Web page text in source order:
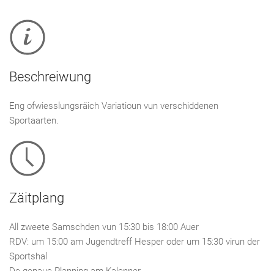
Beschreiwung
Eng ofwiesslungsräich Variatioun vun verschiddenen
Sportaarten.
Zäitplang
All zweete Samschden vun 15:30 bis 18:00 Auer
RDV: um 15:00 am Jugendtreff Hesper oder um 15:30 virun der
Sportshal